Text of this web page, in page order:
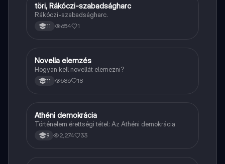
Töri
töri, Rákóczi-szabadságharc
Rákóczi-szabadságharc.
11 654 1
Magyar
Novella elemzés
Hogyan kell novellát elemezni?
11 586 18
Töri
Athéni demokrácia
Történelem érettségi tétel: Az Athéni demokrácia
9 2,274 33